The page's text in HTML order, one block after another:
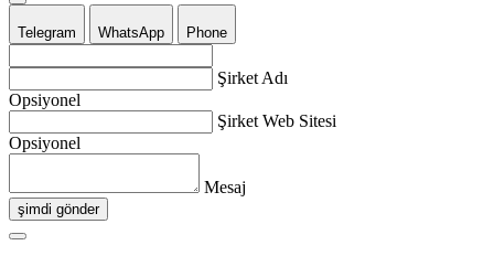
Telegram WhatsApp Phone
Şirket Adı
Opsiyonel
Şirket Web Sitesi
Opsiyonel
Mesaj
şimdi gönder